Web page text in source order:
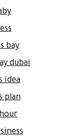
bay
dubai
idea
plan